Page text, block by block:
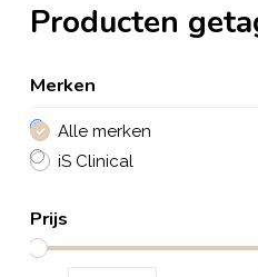
Producten
Merken
Alle merken
iS Clinical
Prijs